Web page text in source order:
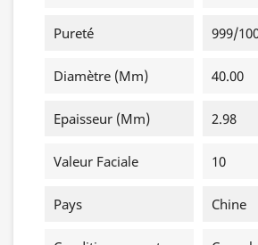
Pureté 999/
Diamètre (mm) 40.00
Epaisseur (mm) 2.98
Valeur Faciale 10
Pays Chine